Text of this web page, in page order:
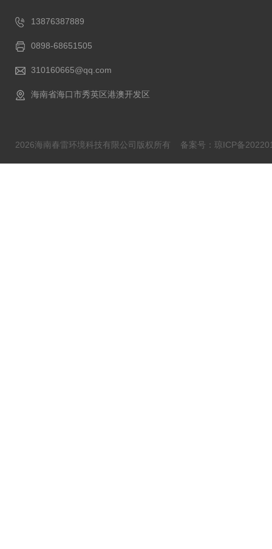
13876387889
0898-68651505
310160665@qq.com
海南省海口市秀英区港澳开发区
2026海南春雷环境科技有限公司版权所有 备案号：琼ICP备